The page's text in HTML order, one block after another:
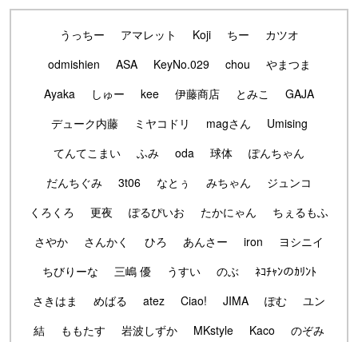
うっちー アマレット Koji ちー
カツオ
odmishien
ASA KeyNo.029 chou
やまつま
Ayaka
しゅー kee 伊藤商店 とみこ
GAJA
デューク内藤
ミヤコドリ magさん
Umising
てんてこまい
ふみ oda 球体
ぽんちゃん
だんちぐみ
3t06 なとぅ みちゃん
ジュンコ
くろくろ
更夜 ぽるぴいお たかにゃん
ちぇるもふ
さやか
さんかく ひろ あんさー iron
ヨシニイ
ちびりーな
三嶋 優 うすい のぶ
ﾈｺﾁｬﾝのｶﾘﾝﾄ
さきはま
めばる atez Ciao! JIMA ぽむ
ユン
結
ももたす 岩波しずか MKstyle Kaco
のぞみ